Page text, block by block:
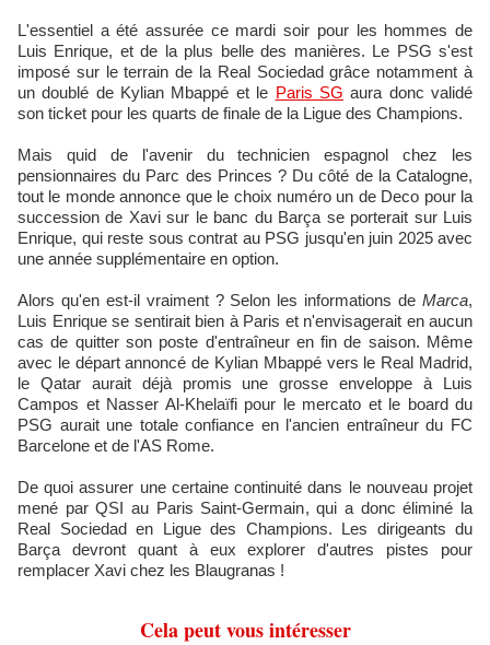
L'essentiel a été assurée ce mardi soir pour les hommes de
Luis Enrique, et de la plus belle des manières. Le PSG s'est
imposé sur le terrain de la Real Sociedad grâce notamment à
un doublé de Kylian Mbappé et le Paris SG aura donc validé
son ticket pour les quarts de finale de la Ligue des Champions.
Mais quid de l'avenir du technicien espagnol chez les
pensionnaires du Parc des Princes ? Du côté de la Catalogne,
tout le monde annonce que le choix numéro un de Deco pour la
succession de Xavi sur le banc du Barça se porterait sur Luis
Enrique, qui reste sous contrat au PSG jusqu'en juin 2025 avec
une année supplémentaire en option.
Alors qu'en est-il vraiment ? Selon les informations de Marca,
Luis Enrique se sentirait bien à Paris et n'envisagerait en aucun
cas de quitter son poste d'entraîneur en fin de saison. Même
avec le départ annoncé de Kylian Mbappé vers le Real Madrid,
le Qatar aurait déjà promis une grosse enveloppe à Luis
Campos et Nasser Al-Khelaïfi pour le mercato et le board du
PSG aurait une totale confiance en l'ancien entraîneur du FC
Barcelone et de l'AS Rome.
De quoi assurer une certaine continuité dans le nouveau projet
mené par QSI au Paris Saint-Germain, qui a donc éliminé la
Real Sociedad en Ligue des Champions. Les dirigeants du
Barça devront quant à eux explorer d'autres pistes pour
remplacer Xavi chez les Blaugranas !
Cela peut vous intéresser